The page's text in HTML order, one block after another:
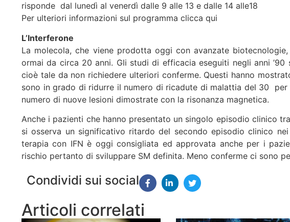
risponde dal lunedì al venerdì dalle 9 alle 13 e dalle 14 alle18
Per ulteriori informazioni sul programma clicca qui
L’Interferone
La molecola, che viene prodotta oggi con avanzate
ormai da circa 20 anni. Gli studi di efficacia eseguiti negli anni
cioè tale da non richiedere ulteriori conferme. Questi hanno
sono in grado di ridurre il numero di ricadute di malattia del 30
numero di nuove lesioni dimostrate con la risonanza magnetica.
Anche i pazienti che hanno presentato un singolo episodio clinico
si osserva un significativo ritardo del secondo episodio clinico
terapia con IFN è oggi consigliata ed approvata anche per i
rischio pertanto di sviluppare SM definita. Meno conferme ci sono
Condividi sui social
Articoli correlati